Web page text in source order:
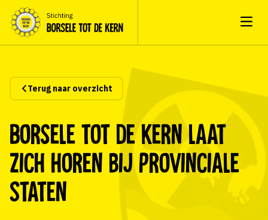
Terug naar overzicht
Borsele tot de kern laat
zich horen bij Provinciale
Staten